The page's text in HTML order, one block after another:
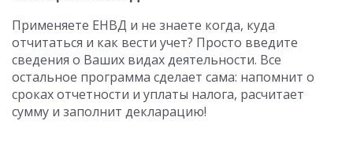
Применяете ЕНВД и не знаете когда, куда
отчитаться и как вести учет? Просто введите
сведения о Ваших видах деятельности. Все
остальное программа сделает сама: напомнит о
сроках отчетности и уплаты налога, расчитает
сумму и заполнит декларацию!